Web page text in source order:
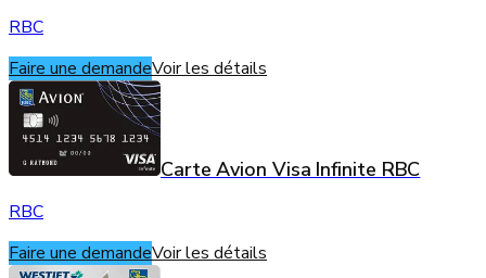
RBC
Faire une demandeVoir les détails
Carte Avion Visa Infinite RBC
RBC
Faire une demandeVoir les détails